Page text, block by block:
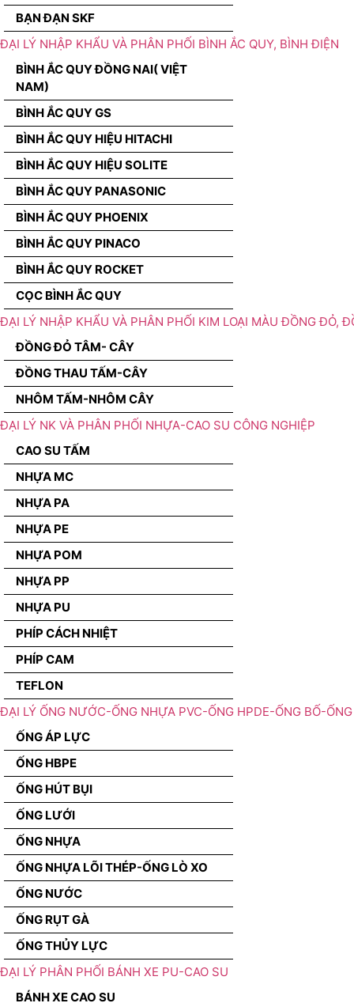
BẠN ĐẠN SKF
ĐẠI LÝ NHẬP KHẨU VÀ PHÂN PHỐI BÌNH ẮC QUY, BÌNH ĐIỆN
BÌNH ẮC QUY ĐỒNG NAI( VIỆT
NAM)
BÌNH ẮC QUY GS
BÌNH ẮC QUY HIỆU HITACHI
BÌNH ẮC QUY HIỆU SOLITE
BÌNH ẮC QUY PANASONIC
BÌNH ẮC QUY PHOENIX
BÌNH ẮC QUY PINACO
BÌNH ẮC QUY ROCKET
CỌC BÌNH ẮC QUY
ĐẠI LÝ NHẬP KHẨU VÀ PHÂN PHỐI KIM LOẠI MÀU ĐỒNG ĐỎ,
ĐỒNG ĐỎ TÂM- CÂY
ĐỒNG THAU TẤM-CÂY
NHÔM TẤM-NHÔM CÂY
ĐẠI LÝ NK VÀ PHÂN PHỐI NHỰA-CAO SU CÔNG NGHIỆP
CAO SU TẤM
NHỰA MC
NHỰA PA
NHỰA PE
NHỰA POM
NHỰA PP
NHỰA PU
PHÍP CÁCH NHIỆT
PHÍP CAM
TEFLON
ĐẠI LÝ ỐNG NƯỚC-ỐNG NHỰA PVC-ỐNG HPDE-ỐNG BỐ-
ỐNG ÁP LỰC
ỐNG HBPE
ỐNG HÚT BỤI
ỐNG LƯỚI
ỐNG NHỰA
ỐNG NHỰA LÕI THÉP-ỐNG LÒ XO
ỐNG NƯỚC
ỐNG RỤT GÀ
ỐNG THỦY LỰC
ĐẠI LÝ PHÂN PHỐI BÁNH XE PU-CAO SU
BÁNH XE CAO SU